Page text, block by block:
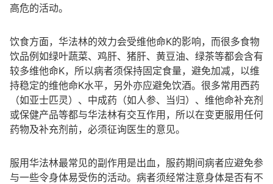
高危的活动。
饮食方面，华法林的效力会受维他命K的影响，而很多食物
饮品例如绿叶蔬菜、鸡肝、猪肝、黄豆油、绿茶等都会含有
较多维他命K，所以病者须保持固定食量，避免加减，以维
持稳定的维他命K水平，另外亦应避免饮酒。很多常用西药
（如亚士匹灵）、中成药（如人参、当归）、维他命补充剂
或保健产品等都与华法林有交互作用，所以在变更服用任何
药物及补充剂前，必须征询医生的意见。
服用华法林最常见的副作用是出血，服药期间病者应避免参
与一些令身体易受伤的活动。病者须经常注意身体是否有不